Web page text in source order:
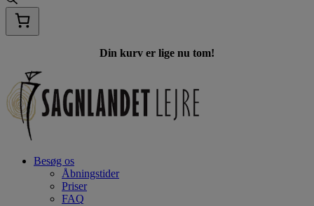
Din kurv er lige nu tom!
Besøg os
Åbningstider
Priser
FAQ